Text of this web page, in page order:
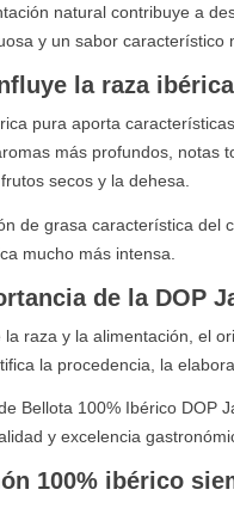
natural contribuye a
y un sabor característico
la raza
pura aporta
más profundos, notas
secos y la dehesa.
de grasa característica del
mucho más intensa.
de la DOP
la raza y la alimentación, el
la procedencia, la
Bellota 100% Ibérico DOP
y excelencia
100% ibérico